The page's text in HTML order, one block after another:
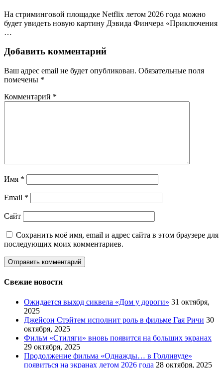
На стриминговой площадке Netflix летом 2026 года можно
будет увидеть новую картину Дэвида Финчера «Приключения
…
Добавить комментарий
Ваш адрес email не будет опубликован. Обязательные поля
помечены *
Комментарий *
Имя *
Email *
Сайт
Сохранить моё имя, email и адрес сайта в этом браузере для
последующих моих комментариев.
Свежие новости
Ожидается выход сиквела «Дом у дороги» 31 октября,
2025
Джейсон Стэйтем исполнит роль в фильме Гая Ричи 30
октября, 2025
Фильм «Стиляги» вновь появится на больших экранах
29 октября, 2025
Продолжение фильма «Однажды… в Голливуде»
появиться на экранах летом 2026 года 28 октября, 2025